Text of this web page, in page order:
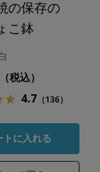
の保存の
こ鉢
（税込）
4.7（136）
トに入れる